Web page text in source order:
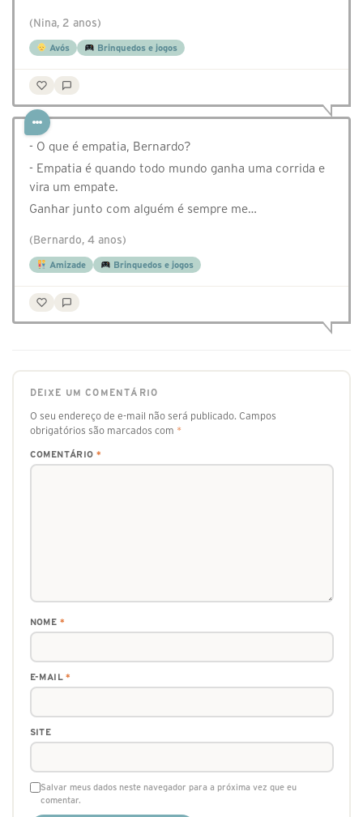
(Nina, 2 anos)
Avós Brinquedos e jogos
- O que é empatia, Bernardo?
- Empatia é quando todo mundo ganha uma corrida e
vira um empate.
Ganhar junto com alguém é sempre me…
(Bernardo, 4 anos)
Amizade Brinquedos e jogos
DEIXE UM COMENTÁRIO
O seu endereço de e-mail não será publicado. Campos
obrigatórios são marcados com *
COMENTÁRIO *
NOME *
E-MAIL*
SITE
Salvar meus dados neste navegador para a próxima vez que eu
comentar.